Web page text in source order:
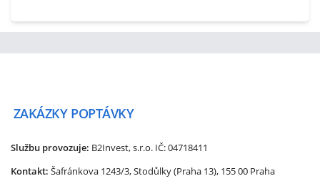
ZAKÁZKY POPTÁVKY
Službu provozuje: B2Invest, s.r.o. IČ: 04718411
Kontakt: Šafránkova 1243/3, Stodůlky (Praha 13), 155 00 Praha